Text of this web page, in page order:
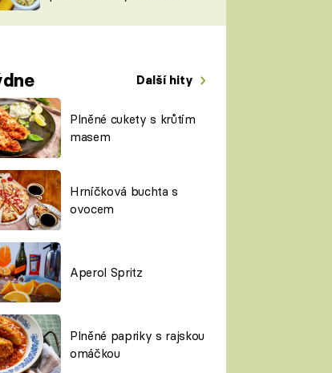
Další hity
Plněné cukety s krůtím
masem
Hrníčková buchta s
ovocem
Aperol Spritz
Plněné papriky s rajskou
omáčkou